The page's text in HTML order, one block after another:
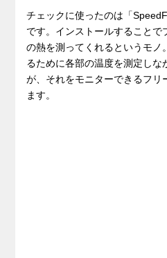
チェックに使ったのは「
です。インストールすることで
の熱を測ってくれるというモノ
るために各部の温度を測定しな
が、それをモニターできるフリ
ます。